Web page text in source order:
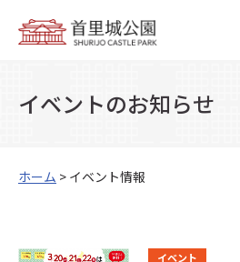
イベントのお知らせ
ホーム > イベント情報
イベント